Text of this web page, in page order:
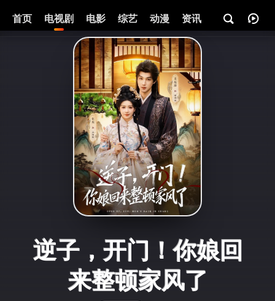
首页 电视剧 电影 综艺 动漫 资讯
逆子，开门！你娘回
来整顿家风了